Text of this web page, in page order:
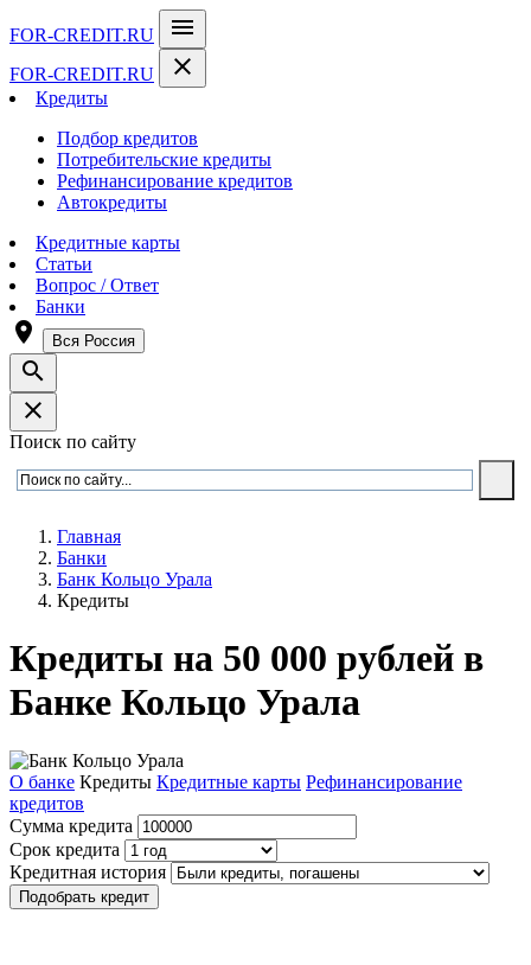
FOR-CREDIT.RU menu
FOR-CREDIT.RU close
Кредиты
Подбор кредитов
Потребительские кредиты
Рефинансирование кредитов
Автокредиты
Кредитные карты
Статьи
Вопрос / Ответ
Банки
room Вся Россия
search
close
Поиск по сайту
Главная
Банки
Банк Кольцо Урала
Кредиты
Кредиты на 50 000 рублей в
Банке Кольцо Урала
О банке Кредиты Кредитные карты Рефинансирование
кредитов
Сумма кредита
Срок кредита
Кредитная история
Подобрать кредит